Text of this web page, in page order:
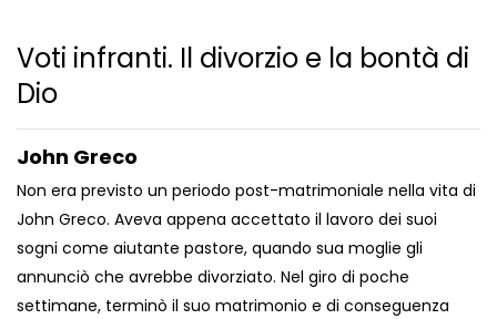
Voti infranti. Il divorzio e la bontà di
Dio
John Greco
Non era previsto un periodo post-matrimoniale nella vita di
John Greco. Aveva appena accettato il lavoro dei suoi
sogni come aiutante pastore, quando sua moglie gli
annunciò che avrebbe divorziato. Nel giro di poche
settimane, terminò il suo matrimonio e di conseguenza